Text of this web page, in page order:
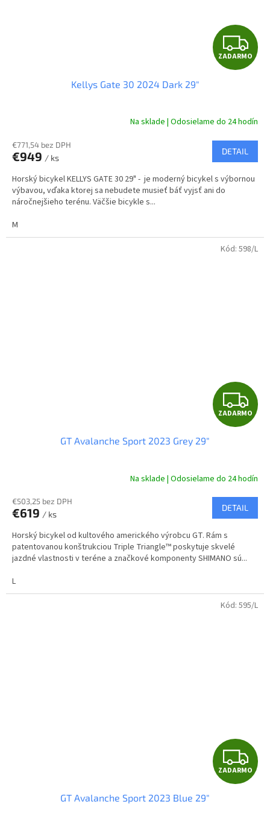
Z
A
A
R
M
ZADARMO
Kellys Gate 30 2024 Dark 29"
Na sklade | Odosielame do 24 hodín
€771,54 bez DPH
€949 / ks
DETAIL
Horský bicykel KELLYS GATE 30 29" - je moderný bicykel s výbornou
výbavou, vďaka ktorej sa nebudete musieť báť vyjsť ani do
náročnejšieho terénu. Väčšie bicykle s...
M
Z
A
A
R
M
ZADARMO
GT Avalanche Sport 2023 Grey 29"
Na sklade | Odosielame do 24 hodín
€503,25 bez DPH
€619 / ks
DETAIL
Horský bicykel od kultového amerického výrobcu GT. Rám s
patentovanou konštrukciou Triple Triangle™ poskytuje skvelé
jazdné vlastnosti v teréne a značkové komponenty SHIMANO sú...
L
Kód: 598/L
Z
A
ZADARMO
GT Avalanche Sport 2023 Blue 29"
Kód: 595/L